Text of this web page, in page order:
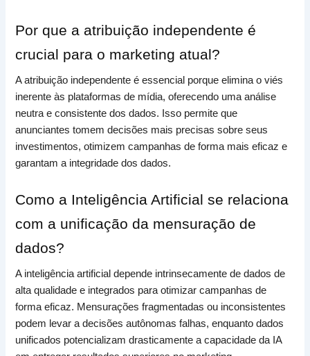
Por que a atribuição independente é
crucial para o marketing atual?
A atribuição independente é essencial porque elimina o viés
inerente às plataformas de mídia, oferecendo uma análise
neutra e consistente dos dados. Isso permite que
anunciantes tomem decisões mais precisas sobre seus
investimentos, otimizem campanhas de forma mais eficaz e
garantam a integridade dos dados.
Como a Inteligência Artificial se relaciona
com a unificação da mensuração de
dados?
A inteligência artificial depende intrinsecamente de dados de
alta qualidade e integrados para otimizar campanhas de
forma eficaz. Mensurações fragmentadas ou inconsistentes
podem levar a decisões autônomas falhas, enquanto dados
unificados potencializam drasticamente a capacidade da IA